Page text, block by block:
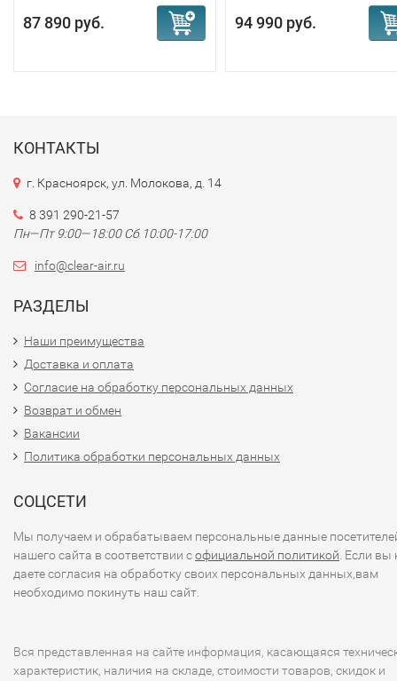
87 890 руб. 94 990 руб.
КОНТАКТЫ
г. Красноярск, ул. Молокова, д. 14
8 391 290-21-57
Пн—Пт 9:00—18:00 Сб 10:00-17:00
info@clear-air.ru
РАЗДЕЛЫ
Наши преимущества
Доставка и оплата
Согласие на обработку персональных данных
Возврат и обмен
Вакансии
Политика обработки персональных данных
СОЦСЕТИ
Мы получаем и обрабатываем персональные данные
нашего сайта в соответствии софициальной политикой . Если вы
даете согласия на обработку своих персональных данных,вам
необходимо покинуть наш сайт.
Вся представленная на сайте информация, касающаяся
характеристик, наличия на складе, стоимости товаров, скидок и